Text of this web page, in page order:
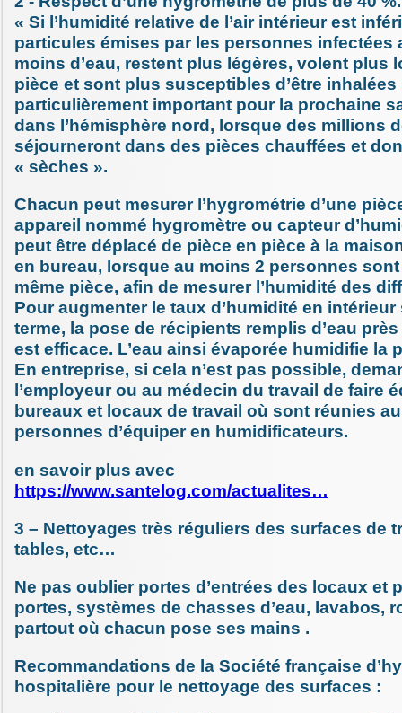
« Si l’humidité relative de l’air intérieur est
particules émises par les personnes infectées
moins d’eau, restent plus légères, volent plus
pièce et sont plus susceptibles d’être inhalées
particulièrement important pour la prochaine
dans l’hémisphère nord, lorsque des millions
séjourneront dans des pièces chauffées et
« sèches ».
Chacun peut mesurer l’hygrométrie d’une
appareil nommé hygromètre ou capteur
peut être déplacé de pièce en pièce à la
en bureau, lorsque au moins 2 personnes
même pièce, afin de mesurer l’humidité des
Pour augmenter le taux d’humidité en
terme, la pose de récipients remplis d’eau
est efficace. L’eau ainsi évaporée humidifie la
En entreprise, si cela n’est pas possible,
l’employeur ou au médecin du travail de faire
bureaux et locaux de travail où sont réunies
personnes d’équiper en humidificateurs.
en savoir plus avec
https://www.santelog.com/actualites…
3 – Nettoyages très réguliers des surfaces de
tables, etc…
Ne pas oublier portes d’entrées des locaux et
portes, systèmes de chasses d’eau, lavabos,
partout où chacun pose ses mains .
Recommandations de la Société française
hospitalière pour le nettoyage des surfaces :